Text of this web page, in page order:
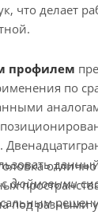
что делает
профилем
по
сдюймовыми
отлично
под разными